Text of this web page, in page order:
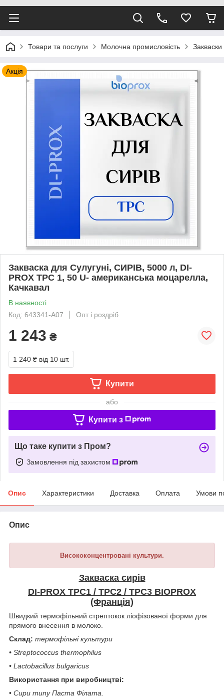
Товари та послуги Молочна промисловість
Акція
Закваска для Сулугуні, СИРІВ, 5000 л, DI-
PROX TPC 1, 50 U- американська моцарелла,
Качкавал
В наявності
Код: 643341-A07
Опт і роздріб
1 243 ₴
1 240 ₴ від 10 шт.
Купити
або
Купити з
Що таке купити з Пром?
Замовлення під захистом
Опис Характеристики Доставка Оплата Умови
Опис
Висококонцентровані культури.
Закваска сирів
DI-PROX TPC1 / TPC2 / TPC3 BIOPROX
(Франція)
Швидкий термофільний стрептокок ліофізованої форми для
прямого внесення в молоко.
Склад: термофільні культури
• Streptococcus thermophilus
• Lactobacillus bulgaricus
Використання при виробництві:
• Сири типу Паста Філата.